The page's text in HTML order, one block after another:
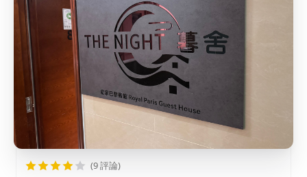
(9 評論)